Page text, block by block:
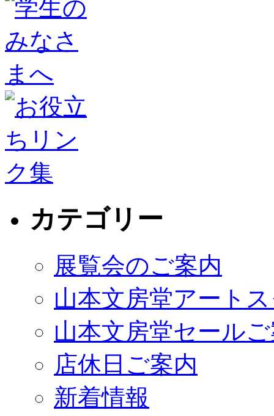
カテゴリー
展覧会のご案内
山本文房堂アート
山本文房堂セール
店休日ご案内
新着情報